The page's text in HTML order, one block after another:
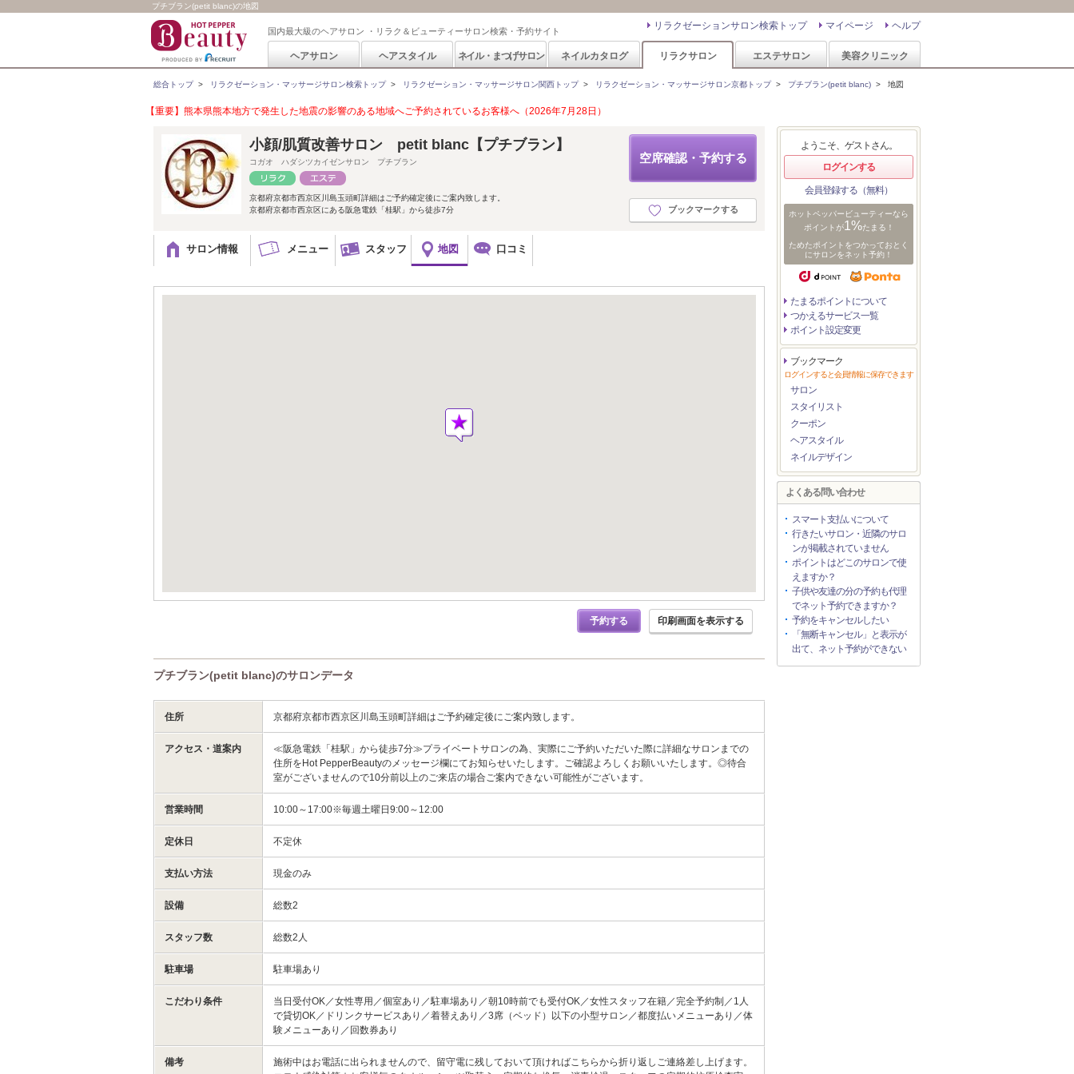
プチブラン(petit blanc)の地図
国内最大級のヘアサロン ・リラク＆ビューティーサロン検索・予約サイト ヘルプ
マイページ
リラクゼーションサロン検索トップ
ヘアサロン ヘアスタイル ネイル・まつげサロン ネイルカタログ リラクサロン エステサロン 美容クリニック
総合トップ> リラクゼーション・マッサージサロン検索トップ> リラクゼーション・マッサージサロン関西トップ> リラクゼーション・マッサージサロン京都トップ> プチブラン(petit blanc) > 地図
【重要】熊本県熊本地方で発生した地震の影響のある地域へご予約されているお客様へ（2026年7月28日）
空席確認・予約する
ブックマークする
小顔/肌質改善サロン petit blanc【プチブラン】
コガオ ハダシツカイゼンサロン プチブラン
京都府京都市西京区川島玉頭町詳細はご予約確定後にご案内致します。
京都府京都市西京区にある阪急電鉄「桂駅」から徒歩7分
サロン情報 メニュー スタッフ 地図 口コミ
予約する 印刷画面を表示する
プチブラン(petit blanc)のサロンデータ
住所 京都府京都市西京区川島玉頭町詳細はご予約確定後にご案内致します。
アクセス・道案内
≪阪急電鉄「桂駅」から徒歩7分≫プライベートサロンの為、実際にご予約いただいた際に詳細なサロンまでの
住所をHot PepperBeautyのメッセージ欄にてお知らせいたします。ご確認よろしくお願いいたします。◎待合
室がございませんので10分前以上のご来店の場合ご案内できない可能性がございます。
営業時間 10:00～17:00※毎週土曜日9:00～12:00
定休日 不定休
支払い方法 現金のみ
設備 総数2
スタッフ数 総数2人
駐車場 駐車場あり
こだわり条件
当日受付OK／女性専用／個室あり／駐車場あり／朝10時前でも受付OK／女性スタッフ在籍／完全予約制／1人
で貸切OK／ドリンクサービスあり／着替えあり／3席（ベッド）以下の小型サロン／都度払いメニューあり／体
験メニューあり／回数券あり
備考
施術中はお電話に出られませんので、留守電に残しておいて頂ければこちらから折り返しご連絡差し上げます。
ようこそ、ゲストさん。
ログインする
会員登録する（無料）
ホットペッパービューティーなら
ポイントが1%たまる！
ためたポイントをつかっておとく
にサロンをネット予約！
たまるポイントについて
つかえるサービス一覧
ポイント設定変更
ブックマーク
ログインすると会員情報に保存できます
サロン
スタイリスト
クーポン
ヘアスタイル
ネイルデザイン
よくある問い合わせ
スマート支払いについて
行きたいサロン・近隣のサロ
ンが掲載されていません
ポイントはどこのサロンで使
えますか？
子供や友達の分の予約も代理
でネット予約できますか？
予約をキャンセルしたい
「無断キャンセル」と表示が
出て、ネット予約ができない